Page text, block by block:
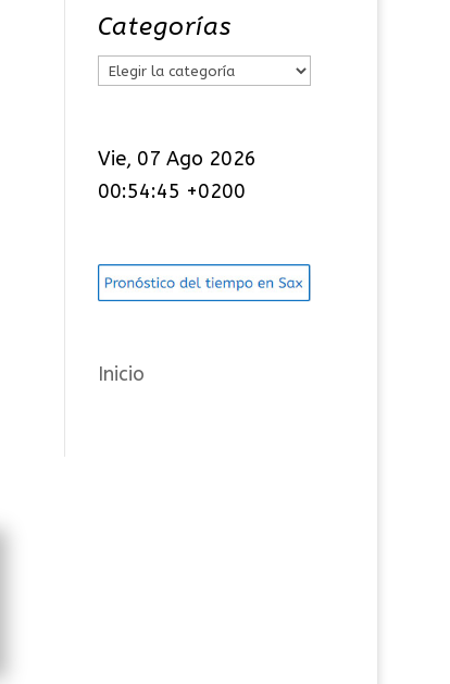
Categorías
C
e
g
r
í
s
Vie, 07 Ago 2026
00:54:45 +0200
Inicio